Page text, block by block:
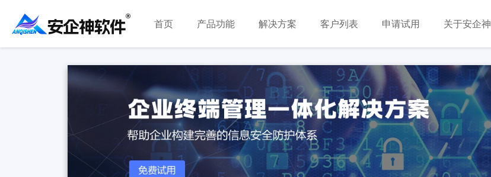
首页 产品功能 解决方案 客户列表 申请试用 关于安企神